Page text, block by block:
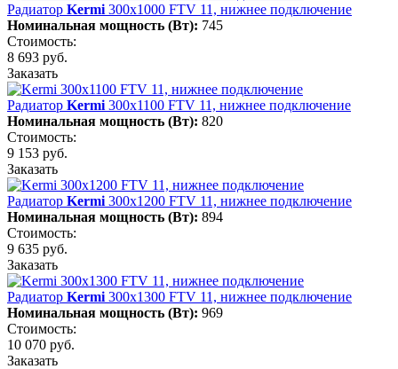
Радиатор Kermi 300х1000 FTV 11, нижнее подключение
Номинальная мощность (Вт): 745
Стоимость:
8 693 руб.
Заказать
Радиатор Kermi 300х1100 FTV 11, нижнее подключение
Номинальная мощность (Вт): 820
Стоимость:
9 153 руб.
Заказать
Радиатор Kermi 300х1200 FTV 11, нижнее подключение
Номинальная мощность (Вт): 894
Стоимость:
9 635 руб.
Заказать
Радиатор Kermi 300х1300 FTV 11, нижнее подключение
Номинальная мощность (Вт): 969
Стоимость:
10 070 руб.
Заказать